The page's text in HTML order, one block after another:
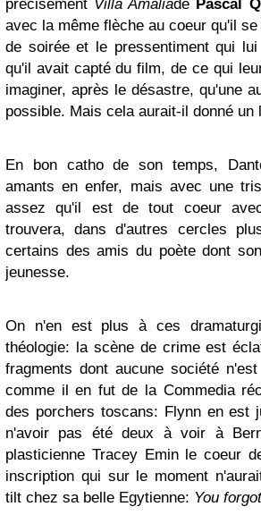
précisément Villa Amaliade Pascal
avec la même flèche au coeur qu'il
de soirée et le pressentiment qui
qu'il avait capté du film, de ce qui
imaginer, après le désastre, qu'une
possible. Mais cela aurait-il donné un
En bon catho de son temps,
amants en enfer, mais avec une
assez qu'il est de tout coeur
trouvera, dans d'autres cercles
certains des amis du poète dont
jeunesse.
On n'en est plus à ces
théologie: la scène de crime est
fragments dont aucune société
comme il en fut de la Commedia
des porchers toscans: Flynn en est
n'avoir pas été deux à voir à
plasticienne Tracey Emin le coeur
inscription qui sur le moment
tilt chez sa belle Egytienne: You